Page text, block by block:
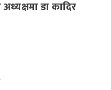
डा कादिर